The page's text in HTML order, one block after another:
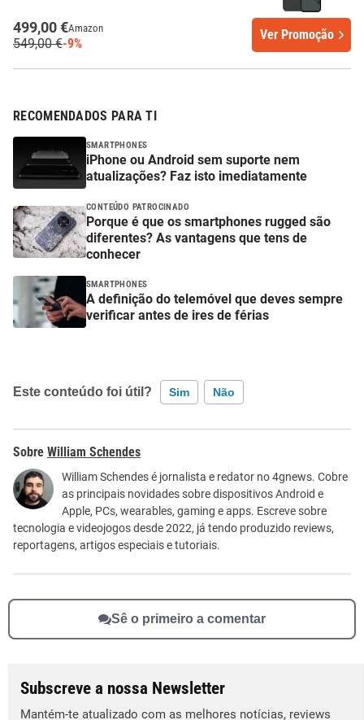
499,00 €Amazon
549,00 €-9%
Ver Promoção
RECOMENDADOS PARA TI
SMARTPHONES
iPhone ou Android sem suporte nem
atualizações? Faz isto imediatamente
CONTEÚDO PATROCINADO
Porque é que os smartphones rugged são
diferentes? As vantagens que tens de
conhecer
SMARTPHONES
A definição do telemóvel que deves sempre
verificar antes de ires de férias
Este conteúdo foi útil? Sim Não
Este conteúdo contém informação incorreta
Este conteúdo não tem a informação que procuro
Outro
William Schendes
William Schendes é jornalista e redator no 4gnews. Cobre
as principais novidades sobre dispositivos Android e
Apple, PCs, wearables, gaming e apps. Escreve sobre
tecnologia e videojogos desde 2022, já tendo produzido reviews,
reportagens, artigos especiais e tutoriais.
Sê o primeiro a comentar
Subscreve a nossa Newsletter
Mantém-te atualizado com as melhores notícias, reviews